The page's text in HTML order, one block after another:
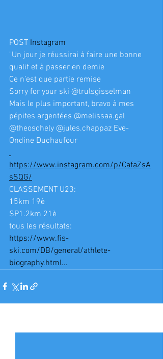
POST Instagram
"Un jour je réussirai à faire une bonne
qualif et à passer en demie
Ce n’est que partie remise
Sorry for your ski @trulsgisselman
Mais le plus important, bravo à mes
pépites argentées @melissaa.gal
@theoschely @jules.chappaz Eve-
Ondine Duchaufour
https://www.instagram.com/p/CafaZsA
sSQG/
CLASSEMENT U23:
15km 19è
SP1.2km 21è
tous les résultats:
https://www.fis-
ski.com/DB/general/athlete-
biography.html...